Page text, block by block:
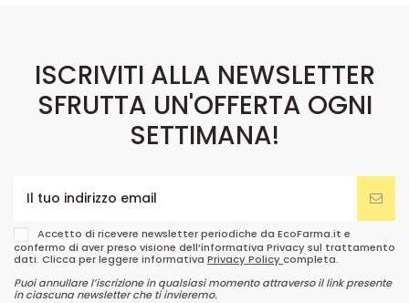
ISCRIVITI ALLA NEWSLETTER
SFRUTTA UN'OFFERTA OGNI
SETTIMANA!
Accetto di ricevere newsletter periodiche da EcoFarma.it e
confermo di aver preso visione dell’informativa Privacy sul trattamento
dati. Clicca per leggere informativa Privacy Policycompleta.
Puoi annullare l’iscrizione in qualsiasi momento attraverso il link presente
in ciascuna newsletter che ti invieremo.